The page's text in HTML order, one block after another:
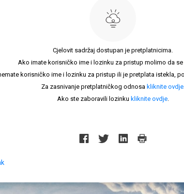
Cjelovit sadržaj dostupan je pretplatnicima.
Ako imate korisničko ime i lozinku za pristup molimo da se
korisničko ime i lozinku za pristup ili je pretplata istekla,
Za zasnivanje pretplatničkog odnosa kliknite ovdje
Ako ste zaboravili lozinku kliknite ovdje.